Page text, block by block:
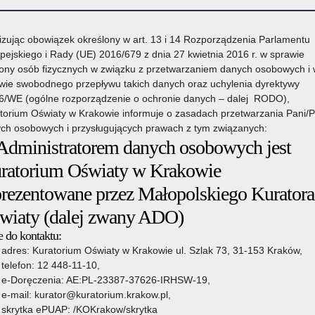
Organy prowadzące Wsparcie Edukacji
obowiązek określony w art. 13 i 14 Rozporządzenia Parlamentu
i Rady (UE) 2016/679 z dnia 27 kwietnia 2016 r. w sprawie
osób fizycznych w związku z przetwarzaniem danych osobowych i
swobodnego przepływu takich danych oraz uchylenia dyrektywy
WE (ogólne rozporządzenie o ochronie danych – dalej RODO),
Oświaty w Krakowie informuje o zasadach przetwarzania Pani/
osobowych i przysługujących prawach z tym związanych:
danych osobowych jest
Oświaty w Krakowie
przez Małopolskiego Kuratora
(dalej zwany ADO)
do kontaktu:
adres: Kuratorium Oświaty w Krakowie ul. Szlak 73, 31-153 Kraków,
telefon: 12 448-11-10,
e-Doręczenia: AE:PL-23387-37626-IRHSW-19,
e-mail: kurator@kuratorium.krakow.pl,
skrytka ePUAP: /KOKrakow/skrytka